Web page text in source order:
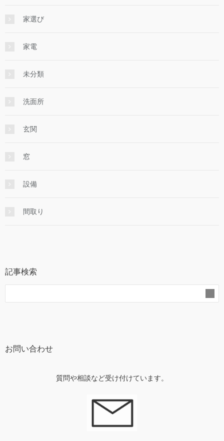
家選び
家電
未分類
洗面所
玄関
窓
設備
間取り
記事検索
お問い合わせ
質問や相談など受け付けています。